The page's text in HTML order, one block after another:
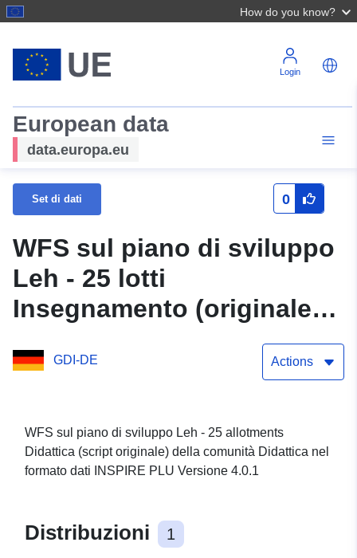
How do you know?
Login
European data
data.europa.eu
Set di dati 0
WFS sul piano di sviluppo
Leh - 25 lotti
Insegnamento (originale)
Insegnamento
GDI-DE Actions
WFS sul piano di sviluppo Leh - 25 allotments
Didattica (script originale) della comunità Didattica nel
formato dati INSPIRE PLU Versione 4.0.1
Distribuzioni 1